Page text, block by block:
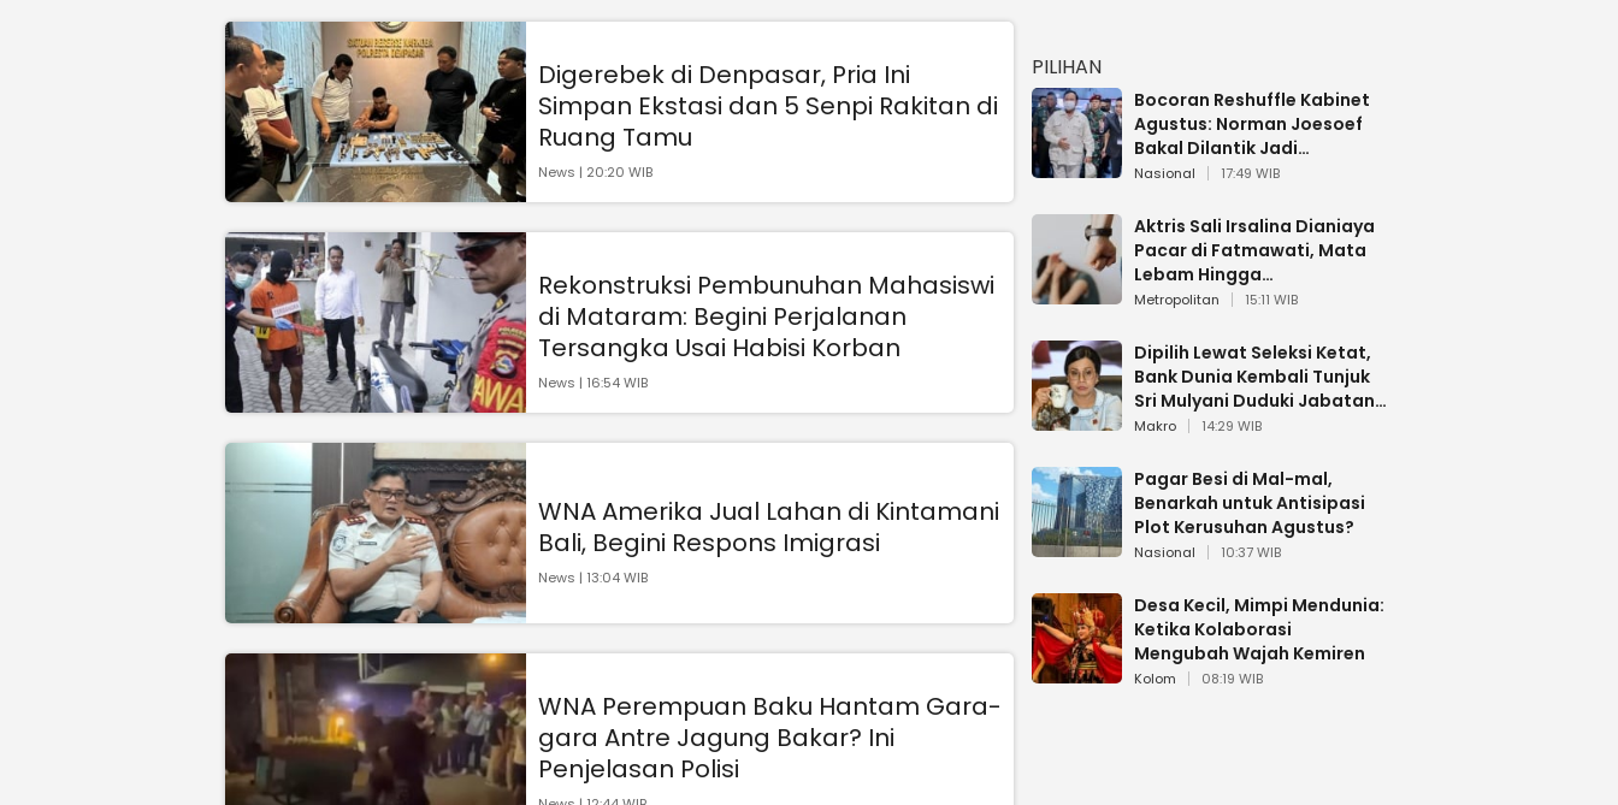
Digerebek di Denpasar, Pria Ini
Simpan Ekstasi dan 5 Senpi Rakitan di
Ruang Tamu
News | 20:20 WIB
Rekonstruksi Pembunuhan Mahasiswi
di Mataram: Begini Perjalanan
Tersangka Usai Habisi Korban
News | 16:54 WIB
WNA Amerika Jual Lahan di Kintamani
Bali, Begini Respons Imigrasi
News | 13:04 WIB
WNA Perempuan Baku Hantam Gara-
gara Antre Jagung Bakar? Ini
Penjelasan Polisi
PILIHAN
Bocoran Reshuffle Kabinet
Agustus: Norman Joesoef
Bakal Dilantik Jadi
Wamenhan RI
Nasional 17:49 WIB
Aktris Sali Irsalina Dianiaya
Pacar di Fatmawati, Mata
Lebam Hingga
Diselamatkan Polantas
Metropolitan 15:11 WIB
Dipilih Lewat Seleksi Ketat,
Bank Dunia Kembali Tunjuk
Sri Mulyani Duduki Jabatan
Strategis
Makro 14:29 WIB
Pagar Besi di Mal-mal,
Benarkah untuk Antisipasi
Plot Kerusuhan Agustus?
Nasional 10:37 WIB
Desa Kecil, Mimpi Mendunia:
Ketika Kolaborasi
Mengubah Wajah Kemiren
Kolom 08:19 WIB